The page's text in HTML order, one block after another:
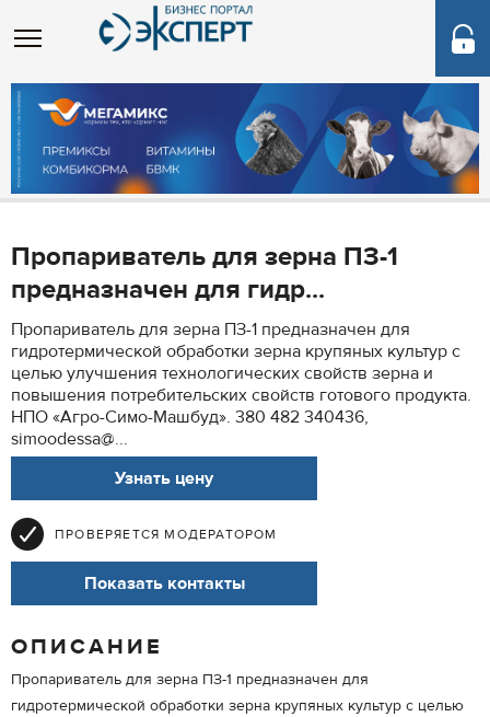
Пропариватель для зерна ПЗ-1
предназначен для гидр...
Пропариватель для зерна ПЗ-1 предназначен для
гидротермической обработки зерна крупяных культур с
целью улучшения технологических свойств зерна и
повышения потребительских свойств готового продукта.
НПО «Агро-Симо-Машбуд». 380 482 340436,
simoodessa@...
Узнать цену
ПРОВЕРЯЕТСЯ МОДЕРАТОРОМ
Показать контакты
ОПИСАНИЕ
Пропариватель для зерна ПЗ-1 предназначен для
гидротермической обработки зерна крупяных культур с целью